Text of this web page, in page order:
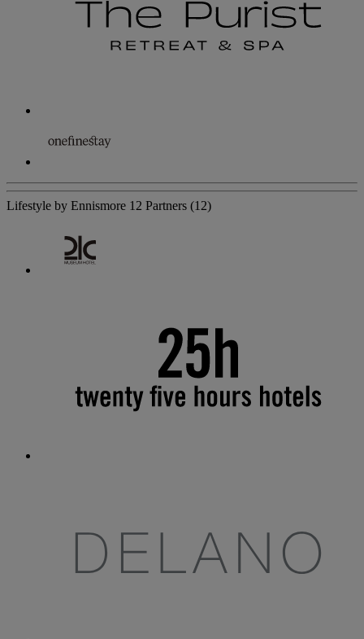
Lifestyle by Ennismore 12 Partners (12)